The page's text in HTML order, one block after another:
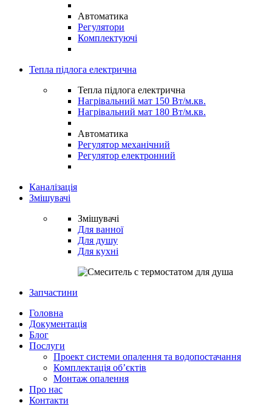
Автоматика
Регулятори
Комплектуючі
Тепла підлога електрична
Тепла підлога електрична
Нагрівальний мат 150 Вт/м.кв.
Нагрівальний мат 180 Вт/м.кв.
Автоматика
Регулятор механічний
Регулятор електронний
Каналізація
Змішувачі
Змішувачі
Для ванної
Для душу
Для кухні
Запчастини
Головна
Документація
Блог
Послуги
Проект системи опалення та водопостачання
Комплектація об’єктів
Монтаж опалення
Про нас
Контакти